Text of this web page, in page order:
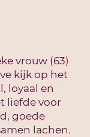
vrouw (63)
kijk op het
loyaal en
liefde voor
goede
lachen.